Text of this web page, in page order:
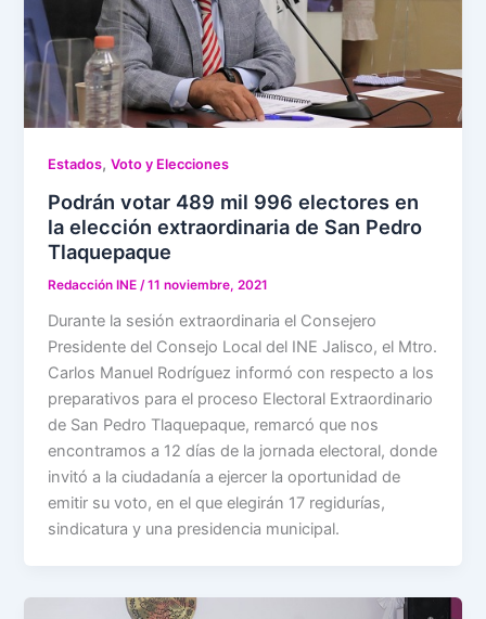
Estados,Voto y Elecciones
Podrán votar 489 mil 996 electores en
la elección extraordinaria de San Pedro
Tlaquepaque
Redacción INE/11 noviembre, 2021
Durante la sesión extraordinaria el Consejero
Presidente del Consejo Local del INE Jalisco, el Mtro.
Carlos Manuel Rodríguez informó con respecto a los
preparativos para el proceso Electoral Extraordinario
de San Pedro Tlaquepaque, remarcó que nos
encontramos a 12 días de la jornada electoral, donde
invitó a la ciudadanía a ejercer la oportunidad de
emitir su voto, en el que elegirán 17 regidurías,
sindicatura y una presidencia municipal.